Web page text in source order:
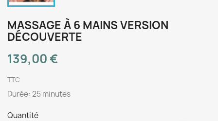
MASSAGE À 6 MAINS VERSION
DÉCOUVERTE
139,00 €
TTC
Durée: 25 minutes
Quantité